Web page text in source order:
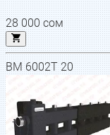
28 000сом
BM 6002T 20